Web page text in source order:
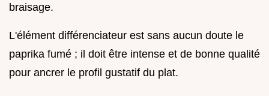
braisage.
L'élément différenciateur est sans aucun doute le
paprika fumé ; il doit être intense et de bonne qualité
pour ancrer le profil gustatif du plat.